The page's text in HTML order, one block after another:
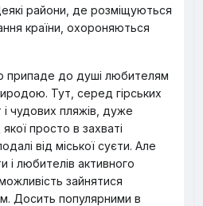
райони, де розміщуються
країни, охороняються
припаде до душі любителям
Тут, серед гірських
чудових пляжів, дуже
просто в захваті
від міської суєти. Але
і любителів активного
зайнятися
Досить популярними в